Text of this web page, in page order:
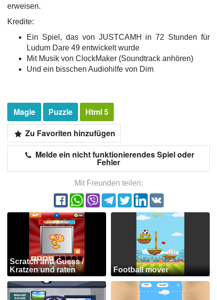
erweisen.
Kredite:
Ein Spiel, das von JUSTCAMH in 72 Stunden für
Ludum Dare 49 entwickelt wurde
Mit Musik von ClockMaker (Soundtrack anhören)
Und ein bisschen Audiohilfe von Dim
Magie Puzzle
Html 5
Zu Favoriten hinzufügen
Melde ein nicht funktionierendes Spiel oder
Fehler
Mit Freunden teilen:
Scratch and Guess /
Kratzen und raten
Football mover